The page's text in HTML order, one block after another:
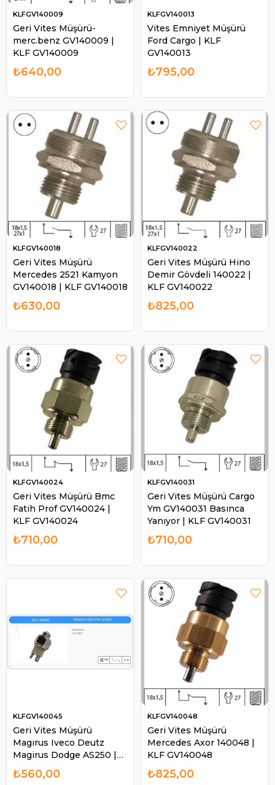
Geri Vites Müşürü-
merc.benz GV140009 |
KLF GV140009
KLFGV140009
₺640,00
Vites Emniyet Müşürü
Ford Cargo | KLF
GV140013
KLFGV140013
₺795,00
Geri Vites Müşürü
Mercedes 2521 Kamyon
GV140018 | KLF GV140018
KLFGV140018
₺630,00
Geri Vites Müşürü Hino
Demir Gövdeli 140022 |
KLF GV140022
KLFGV140022
₺825,00
Geri Vites Müşürü Bmc
Fatih Prof GV140024 |
KLF GV140024
KLFGV140024
₺710,00
Geri Vites Müşürü Cargo
Ym GV140031 Basınca
Yanıyor | KLF GV140031
KLFGV140031
₺710,00
Geri Vites Müşürü
Magırus Iveco Deutz
Magirus Dodge AS250 |
KLF GV140045
KLFGV140045
₺560,00
Geri Vites Müşürü
Mercedes Axor 140048 |
KLF GV140048
KLFGV140048
₺825,00